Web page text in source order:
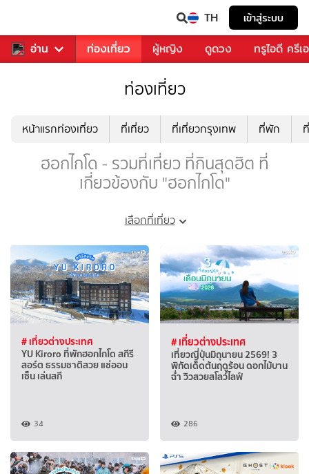
TH เข้าสู่ระบบ
อ่าน
ลง อาหาร ท่องเที่ยว ผู้หญิง ดูดวง ทรูไอดี ครีเ
ท่องเที่ยว
หน้าแรกท่องเที่ยว ที่เที่ยว ที่เที่ยวกรุงเทพ ที่พัก
ฮอกไกโด - รวมที่เที่ยว ที่กินสุดฮิต ที่
เกี่ยวข้องกับ "ฮอกไกโด"
เลือกที่เที่ยว
# เที่ยวต่างประเทศ
YU Kiroro ที่พักฮอกไกโด สกีรี
สอร์ต ธรรมชาติสวย แช่ออน
เซ็น เล่นสกี
34
# เที่ยวต่างประเทศ
เที่ยวญี่ปุ่นมิถุนายน 2569! 3
พิกัดเด็ดต้นฤดูร้อน ดอกไม้บาน
ฉ่ำ วิวสวยสโลว์ไลฟ์
286